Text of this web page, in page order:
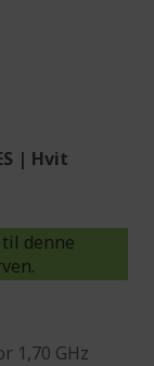
| Hvit
denne
1,70 GHz